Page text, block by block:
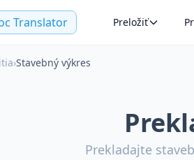
Translator Preložiť
›Stavebný výkres
Prekladajte